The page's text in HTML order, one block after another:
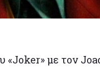
«Joker» με τον